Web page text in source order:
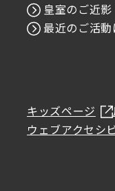
皇室のご近影
最近のご活
キッズページ
ウェブアクセシ